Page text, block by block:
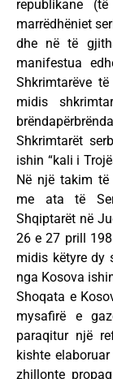
republikane
marrëdhëniet
dhe në të
manifestua
Shkrimtarëve
midis
Shkrimtarët
ishin “kali i
Në një takim të
me ata të
Shqiptarët në
26 e 27 prill
midis këtyre dy
nga Kosova
Shoqata e
mysafirë e
paraqitur një
kishte
zhillonte